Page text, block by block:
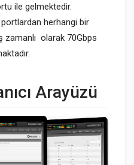
ile gelmektedir.
herhangi bir
zamanlı olarak 70Gbps
Arayüzü